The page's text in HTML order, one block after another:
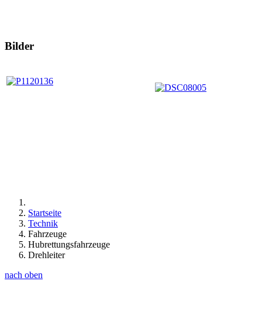
Bilder
Startseite
Technik
Fahrzeuge
Hubrettungsfahrzeuge
Drehleiter
nach oben